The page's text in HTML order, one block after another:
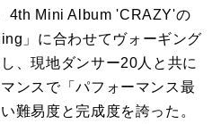
4th Mini Album 'CRAZY'の
」に合わせてヴォーギング
、現地ダンサー20人と共に
ンスで「パフォーマンス最
難易度と完成度を誇った。